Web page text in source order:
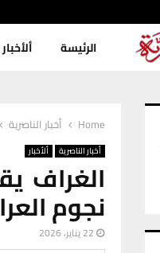
الرئيسة ألأخبار
Home أخبار الناصرية
أخبار الناصرية ألأخبار
الغراف
نجوم
22 يناير، 2026